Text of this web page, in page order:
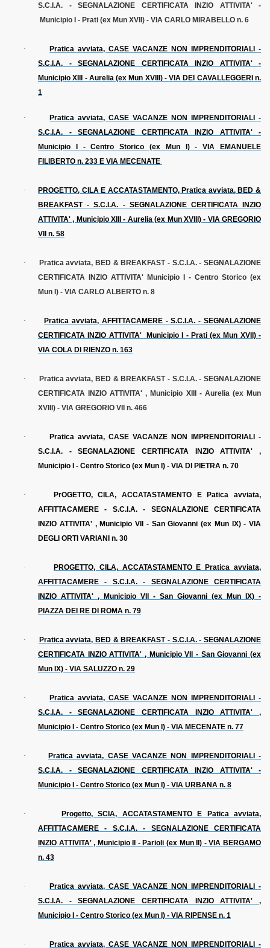
S.C.I.A. - SEGNALAZIONE CERTIFICATA INZIO ATTIVITA' -
Municipio I - Prati (ex Mun XVII) - VIA CARLO MIRABELLO n. 6
·
Pratica avviata, CASE VACANZE NON IMPRENDITORIALI -
S.C.I.A. - SEGNALAZIONE CERTIFICATA INZIO ATTIVITA' -
Municipio XIII - Aurelia (ex Mun XVIII) - VIA DEI CAVALLEGGERI n.
1
·
Pratica avviata, CASE VACANZE NON IMPRENDITORIALI -
S.C.I.A. - SEGNALAZIONE CERTIFICATA INZIO ATTIVITA' -
Municipio I - Centro Storico (ex Mun I) - VIA EMANUELE
FILIBERTO n. 233 E VIA MECENATE
·
PROGETTO, CILA E ACCATASTAMENTO, Pratica avviata, BED &
BREAKFAST - S.C.I.A. - SEGNALAZIONE CERTIFICATA INZIO
ATTIVITA' , Municipio XIII - Aurelia (ex Mun XVIII) - VIA GREGORIO
VII n. 58
·
Pratica avviata, BED & BREAKFAST - S.C.I.A. - SEGNALAZIONE
CERTIFICATA INZIO ATTIVITA' Municipio I - Centro Storico (ex
Mun I) - VIA CARLO ALBERTO n. 8
·
Pratica avviata, AFFITTACAMERE - S.C.I.A. - SEGNALAZIONE
CERTIFICATA INZIO ATTIVITA'
Municipio I - Prati (ex Mun XVII) -
VIA COLA DI RIENZO n. 163
·
Pratica avviata, BED & BREAKFAST - S.C.I.A. - SEGNALAZIONE
CERTIFICATA INZIO ATTIVITA' , Municipio XIII - Aurelia (ex Mun
XVIII) - VIA GREGORIO VII n. 466
·
Pratica avviata, CASE VACANZE NON IMPRENDITORIALI -
S.C.I.A. - SEGNALAZIONE CERTIFICATA INZIO ATTIVITA' ,
Municipio I - Centro Storico (ex Mun I) - VIA DI PIETRA n. 70
·
PrOGETTO, CILA, ACCATASTAMENTO E Patica avviata,
AFFITTACAMERE - S.C.I.A. - SEGNALAZIONE CERTIFICATA
INZIO ATTIVITA' , Municipio VII - San Giovanni (ex Mun IX) - VIA
DEGLI ORTI VARIANI n. 30
·
PROGETTO, CILA, ACCATASTAMENTO E Pratica avviata,
AFFITTACAMERE - S.C.I.A. - SEGNALAZIONE CERTIFICATA
INZIO ATTIVITA' , Municipio VII - San Giovanni (ex Mun IX) -
PIAZZA DEI RE DI ROMA n. 79
·
Pratica avviata, BED & BREAKFAST - S.C.I.A. - SEGNALAZIONE
CERTIFICATA INZIO ATTIVITA' , Municipio VII - San Giovanni (ex
Mun IX) - VIA SALUZZO n. 29
·
Pratica avviata, CASE VACANZE NON IMPRENDITORIALI -
S.C.I.A. - SEGNALAZIONE CERTIFICATA INZIO ATTIVITA' ,
Municipio I - Centro Storico (ex Mun I) - VIA MECENATE n. 77
·
Pratica avviata, CASE VACANZE NON IMPRENDITORIALI -
S.C.I.A. - SEGNALAZIONE CERTIFICATA INZIO ATTIVITA' -
Municipio I - Centro Storico (ex Mun I) - VIA URBANA n. 8
·
Progetto, SCIA, ACCATASTAMENTO E Patica avviata,
AFFITTACAMERE - S.C.I.A. - SEGNALAZIONE CERTIFICATA
INZIO ATTIVITA' , Municipio II - Parioli (ex Mun II) - VIA BERGAMO
n. 43
·
Pratica avviata, CASE VACANZE NON IMPRENDITORIALI -
S.C.I.A. - SEGNALAZIONE CERTIFICATA INZIO ATTIVITA' ,
Municipio I - Centro Storico (ex Mun I) - VIA RIPENSE n. 1
·
Pratica avviata, CASE VACANZE NON IMPRENDITORIALI -